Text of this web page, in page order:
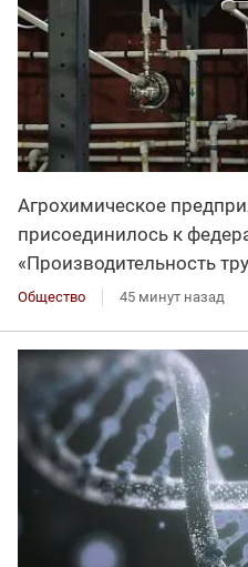
Агрохимическое
присоединилось к
«Производительность
Общество 45 минут назад